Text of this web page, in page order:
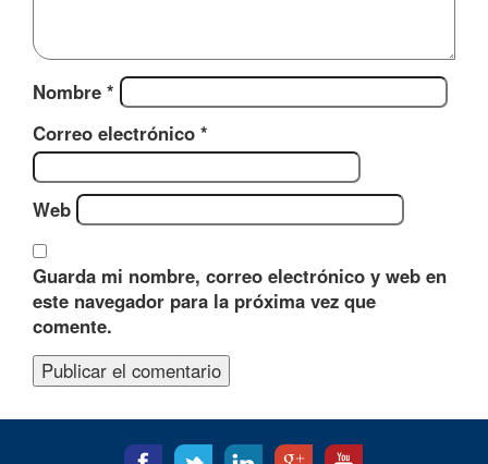
Nombre *
Correo electrónico *
Web
Guarda mi nombre, correo electrónico y web en
este navegador para la próxima vez que
comente.